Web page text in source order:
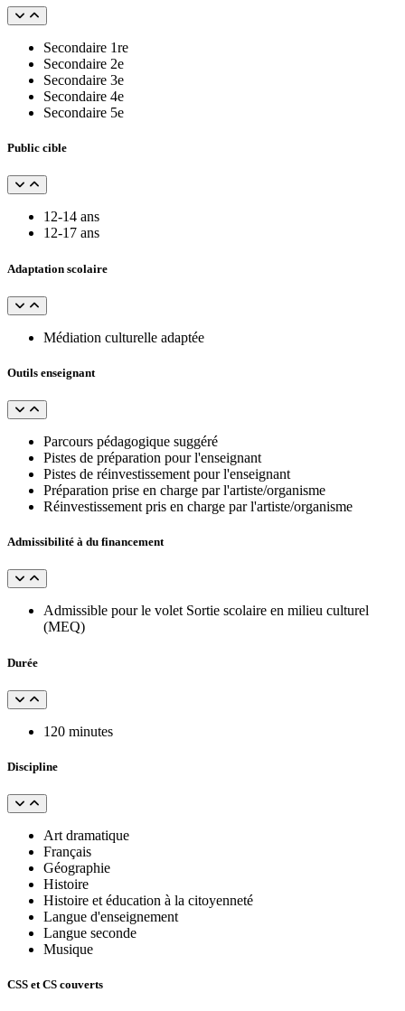
Secondaire 1re
Secondaire 2e
Secondaire 3e
Secondaire 4e
Secondaire 5e
Public cible
12-14 ans
12-17 ans
Adaptation scolaire
Médiation culturelle adaptée
Outils enseignant
Parcours pédagogique suggéré
Pistes de préparation pour l'enseignant
Pistes de réinvestissement pour l'enseignant
Préparation prise en charge par l'artiste/organisme
Réinvestissement pris en charge par l'artiste/organisme
Admissibilité à du financement
Admissible pour le volet Sortie scolaire en milieu culturel
(MEQ)
Durée
120 minutes
Discipline
Art dramatique
Français
Géographie
Histoire
Histoire et éducation à la citoyenneté
Langue d'enseignement
Langue seconde
Musique
CSS et CS couverts